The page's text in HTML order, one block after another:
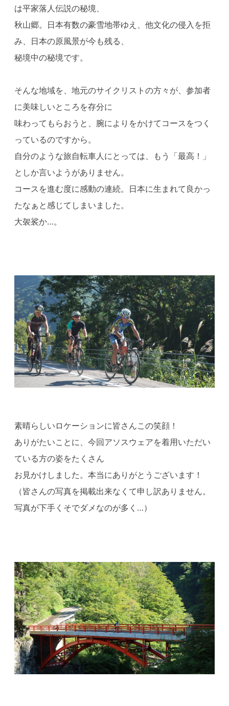
は平家落人伝説の秘境、
秋山郷。日本有数の豪雪地帯ゆえ、他文化の侵入を拒
み、日本の原風景が今も残る、
秘境中の秘境です。
そんな地域を、地元のサイクリストの方々が、参加者
に美味しいところを存分に
味わってもらおうと、腕によりをかけてコースをつく
っているのですから。
自分のような旅自転車人にとっては、もう「最高！」
としか言いようがありません。
コースを進む度に感動の連続。日本に生まれて良かっ
たなぁと感じてしまいました。
大袈裟か…。
素晴らしいロケーションに皆さんこの笑顔！
ありがたいことに、今回アソスウェアを着用いただい
ている方の姿をたくさん
お見かけしました。本当にありがとうございます！
（皆さんの写真を掲載出来なくて申し訳ありません。
写真が下手くそでダメなのが多く…）